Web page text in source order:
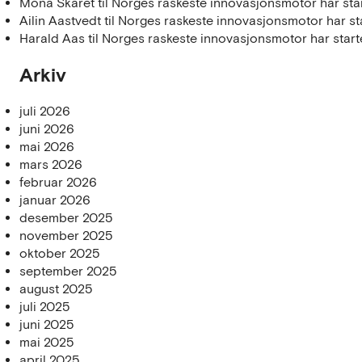
Ailin Aastvedt til Norges raskeste innovasjonsmotor har
Harald Aas til Norges raskeste innovasjonsmotor har
Arkiv
juli 2026
juni 2026
mai 2026
mars 2026
februar 2026
januar 2026
desember 2025
november 2025
oktober 2025
september 2025
august 2025
juli 2025
juni 2025
mai 2025